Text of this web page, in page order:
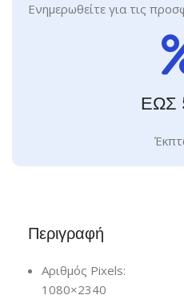
Περιγραφή
Αριθμός Pixels:
1080×2340
Ενημερωθείτε για τις
ΕΩΣ